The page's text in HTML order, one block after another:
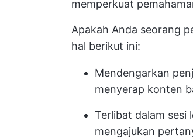
memperkuat
Apakah Anda seorang
hal berikut ini:
Mendengarkan
menyerap konten
Terlibat dalam sesi
mengajukan